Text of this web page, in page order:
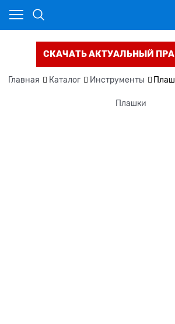
СКАЧАТЬ АКТУАЛЬНЫЙ
Главная Каталог Инструменты
Плашки